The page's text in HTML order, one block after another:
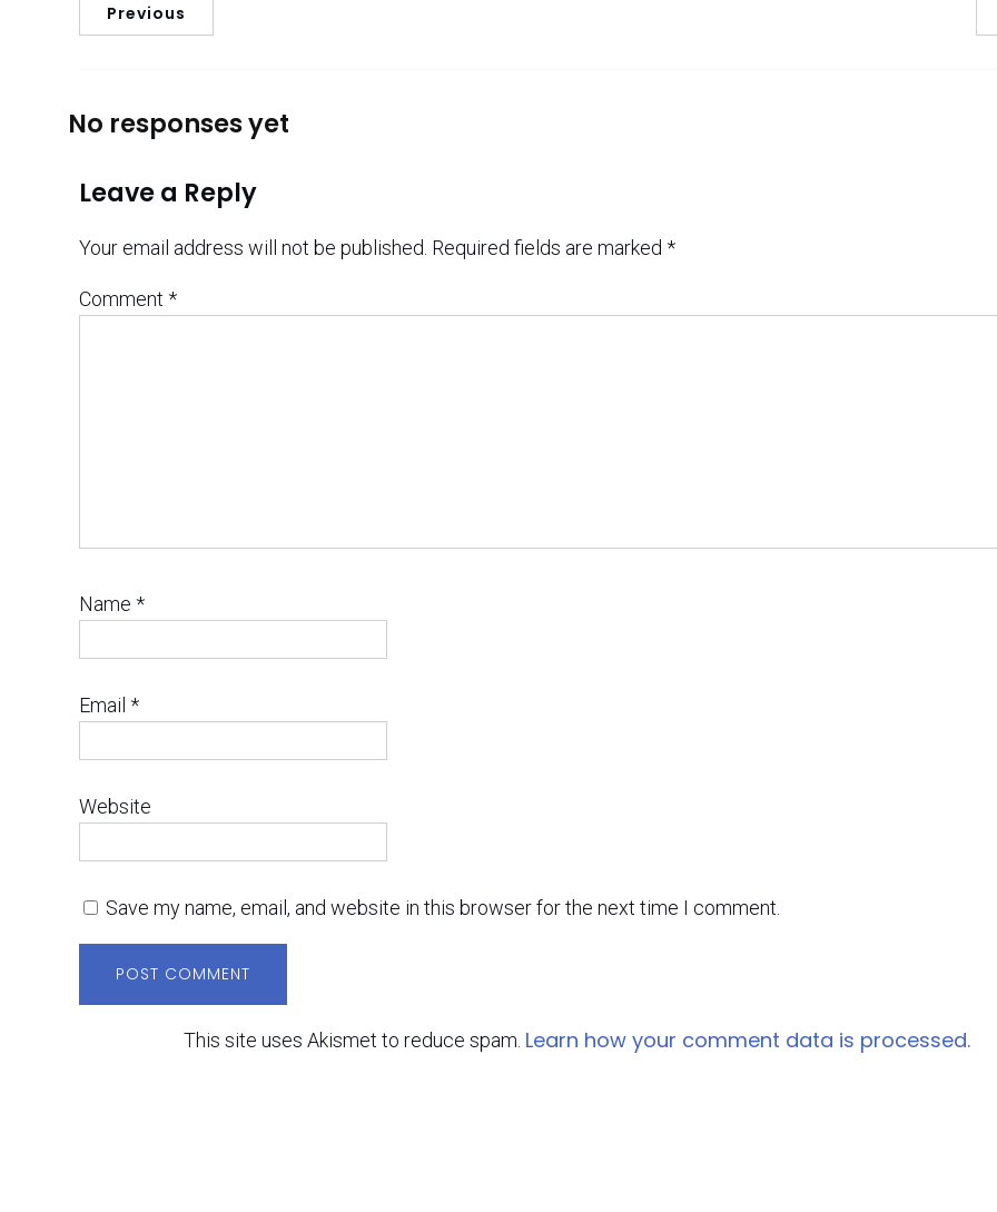
Previous
No responses yet
Leave a Reply
Your email address will not be published. Required fields are marked *
Comment *
Name *
Email *
Website
Save my name, email, and website in this browser for the next time I comment.
This site uses Akismet to reduce spam. Learn how your comment data is processed.